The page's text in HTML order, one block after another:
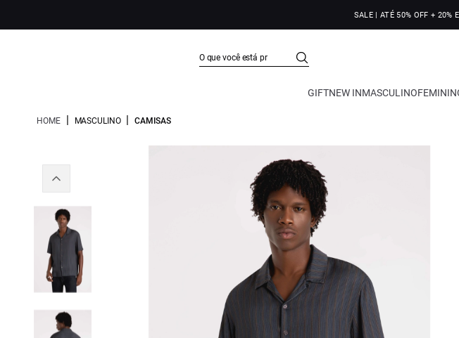
SALE | ATÉ 50% OFF + 20%
GIFTNEW INMASCULINO
HOME | MASCULINO | CAMISAS